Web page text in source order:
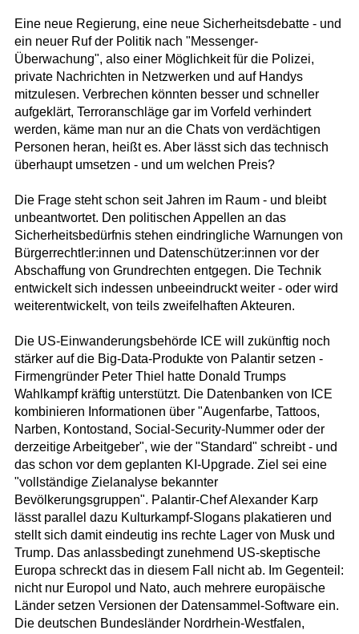
Eine neue Regierung, eine neue Sicherheitsdebatte - und
ein neuer Ruf der Politik nach "Messenger-
Überwachung", also einer Möglichkeit für die Polizei,
private Nachrichten in Netzwerken und auf Handys
mitzulesen. Verbrechen könnten besser und schneller
aufgeklärt, Terroranschläge gar im Vorfeld verhindert
werden, käme man nur an die Chats von verdächtigen
Personen heran, heißt es. Aber lässt sich das technisch
überhaupt umsetzen - und um welchen Preis?
Die Frage steht schon seit Jahren im Raum - und bleibt
unbeantwortet. Den politischen Appellen an das
Sicherheitsbedürfnis stehen eindringliche Warnungen von
Bürgerrechtler:innen und Datenschützer:innen vor der
Abschaffung von Grundrechten entgegen. Die Technik
entwickelt sich indessen unbeeindruckt weiter - oder wird
weiterentwickelt, von teils zweifelhaften Akteuren.
Die US-Einwanderungsbehörde ICE will zukünftig noch
stärker auf die Big-Data-Produkte von Palantir setzen -
Firmengründer Peter Thiel hatte Donald Trumps
Wahlkampf kräftig unterstützt. Die Datenbanken von ICE
kombinieren Informationen über "Augenfarbe, Tattoos,
Narben, Kontostand, Social-Security-Nummer oder der
derzeitige Arbeitgeber", wie der "Standard" schreibt - und
das schon vor dem geplanten KI-Upgrade. Ziel sei eine
"vollständige Zielanalyse bekannter
Bevölkerungsgruppen". Palantir-Chef Alexander Karp
lässt parallel dazu Kulturkampf-Slogans plakatieren und
stellt sich damit eindeutig ins rechte Lager von Musk und
Trump. Das anlassbedingt zunehmend US-skeptische
Europa schreckt das in diesem Fall nicht ab. Im Gegenteil:
nicht nur Europol und Nato, auch mehrere europäische
Länder setzen Versionen der Datensammel-Software ein.
Die deutschen Bundesländer Nordrhein-Westfalen,